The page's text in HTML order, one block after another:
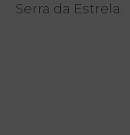
Serra da Estrela.